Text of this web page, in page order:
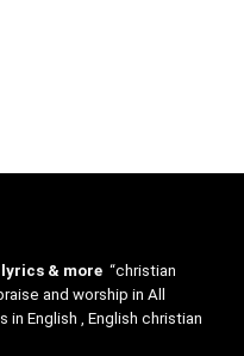
& more “christian
and worship in All
in English , English christian